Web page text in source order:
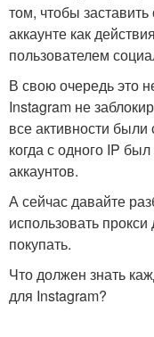
том, чтобы
аккаунте как
пользователем
В свою очередь это
Instagram не
все активности
когда с одного IP
аккаунтов.
А сейчас давайте
использовать
покупать.
Что должен знать
для Instagram?